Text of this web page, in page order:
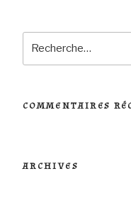
pour
COMMENTAIRES
ARCHIVES